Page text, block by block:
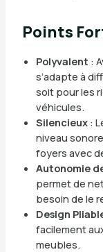
Points
Polyvalent :
s’adapte à
soit pour les
véhicules.
Silencieux:
niveau
foyers avec
Autonomie
permet de
besoin de le
Design
facilement
meubles.